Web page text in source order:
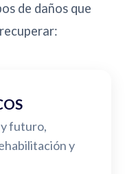
de daños que
futuro,
y